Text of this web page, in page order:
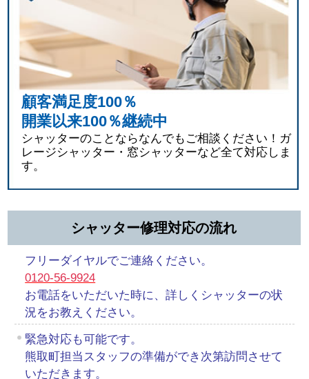
顧客満足度100％
開業以来100％継続中
シャッターのことならなんでもご相談ください！ガ
レージシャッター・窓シャッターなど全て対応しま
す。
シャッター修理対応の流れ
フリーダイヤルでご連絡ください。
0120-56-9924
お電話をいただいた時に、詳しくシャッターの状
況をお教えください。
緊急対応も可能です。
熊取町担当スタッフの準備ができ次第訪問させて
いただきます。